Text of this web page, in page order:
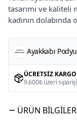
tasarımı ve
kadının dolabında
Ayakkabı
ÜCRETSIZ KARGO
9.600₺ üzeri
ÜRÜN